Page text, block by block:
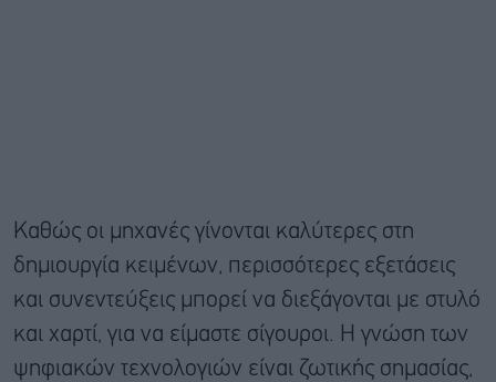
Καθώς οι μηχανές γίνονται καλύτερες στη
δημιουργία κειμένων, περισσότερες εξετάσεις
και συνεντεύξεις μπορεί να διεξάγονται με στυλό
και χαρτί, για να είμαστε σίγουροι. Η γνώση των
ψηφιακών τεχνολογιών είναι ζωτικής σημασίας,